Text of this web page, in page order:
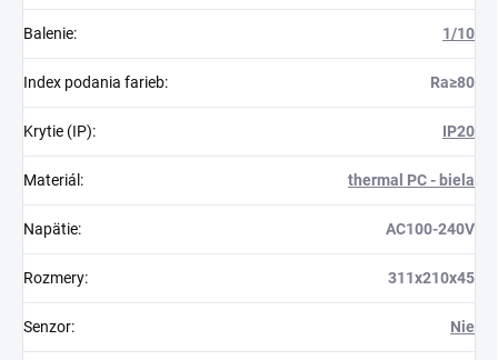
Balenie: 1/10
Index podania farieb: Ra≥80
Krytie (IP): IP20
Materiál : thermal PC - biela
Napätie: AC100-240V
Rozmery: 311x210x45
Senzor: Nie